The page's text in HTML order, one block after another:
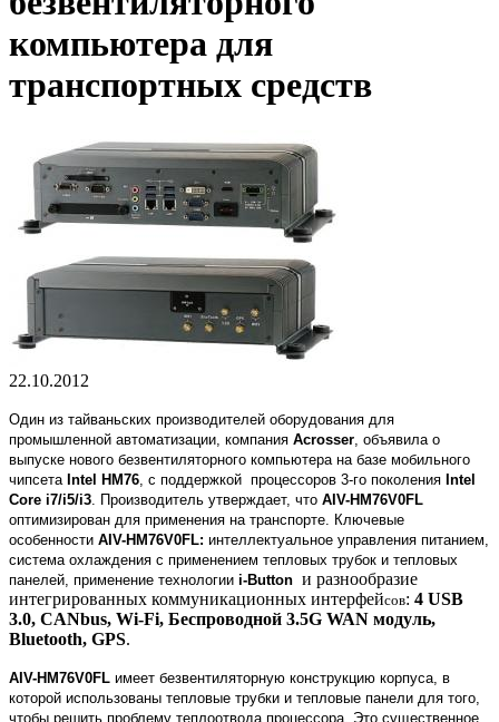
компьютера для
транспортных средств
22.10.2012
Один из тайваньских производителей оборудования для
промышленной автоматизации , компания Acrosser , объявила о
выпуске нового безвентиляторного компьютера на базе мобильного
чипсета Intel HM76 , c поддержкой процессоров 3-го поколения Intel
Core i7/i5/i3
Производитель утверждает, что AIV-HM76V0FL
оптимизирован для применения на транспорте . Ключевые
особенности AIV-HM76V0FL: интеллектуальное управления питанием,
система охлаждения с применением тепловых трубок и тепловых
панелей, применение технологии i-Button и разнообразие
интегрированных коммуникационных интерфейсов: 4 USB
3.0, CANbus, Wi-Fi, Беспроводной 3.5G WAN модуль,
Bluetooth, GPS.
AIV-HM76V0FL имеет безвентиляторную конструкцию корпуса, в
которой использованы тепловые трубки и тепловые панели для того,
чтобы решить проблему теплоотвода процессора. Это существенное